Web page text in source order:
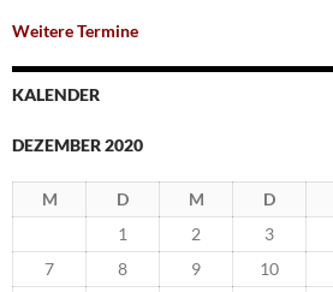
Weitere Termine
KALENDER
DEZEMBER 2020
M D M D
1
2 3
7
8 9 10